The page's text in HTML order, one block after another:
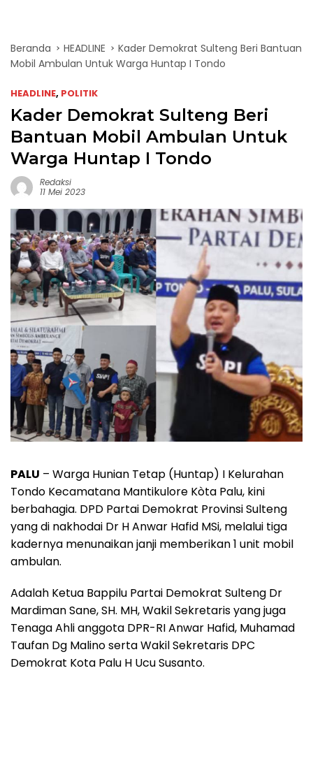
Beranda HEADLINE
Kader Demokrat Sulteng Beri Bantuan
Mobil Ambulan Untuk Warga Huntap I Tondo
HEADLINE, POLITIK
Kader Demokrat Sulteng Beri
Bantuan Mobil Ambulan Untuk
Warga Huntap I Tondo
Redaksi
11 Mei 2023
PALU – Warga Hunian Tetap (Huntap) I Kelurahan
Tondo Kecamatana Mantikulore Kòta Palu, kini
berbahagia. DPD Partai Demokrat Provinsi Sulteng
yang di nakhodai Dr H Anwar Hafid MSi, melalui tiga
kadernya menunaikan janji memberikan 1 unit mobil
ambulan.
Adalah Ketua Bappilu Partai Demokrat Sulteng Dr
Mardiman Sane, SH. MH, Wakil Sekretaris yang juga
Tenaga Ahli anggota DPR-RI Anwar Hafid, Muhamad
Taufan Dg Malino serta Wakil Sekretaris DPC
Demokrat Kota Palu H Ucu Susanto.